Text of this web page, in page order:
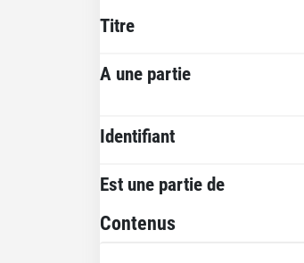
Titre
A une partie
Identifiant
Est une partie de
Contenus